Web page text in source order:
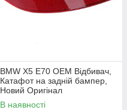
BMW X5 E70 OEM Відбивач,
Катафот на задній бампер,
Новий Оригінал
В наявності